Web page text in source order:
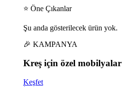
⭐ Öne Çıkanlar
Şu anda gösterilecek ürün yok.
🎉 KAMPANYA
Kreş için özel mobilyalar
Keşfet